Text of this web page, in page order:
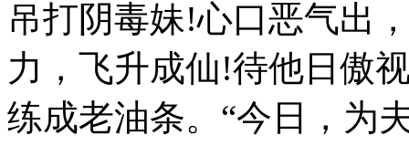
吊打阴毒妹!心口恶气出
力，飞升成仙!待他日傲
练成老油条。“今日，